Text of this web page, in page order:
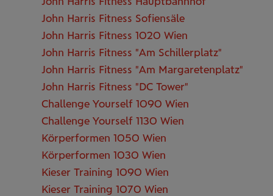
John Harris Fitness Sofiensäle
John Harris Fitness 1020 Wien
John Harris Fitness "Am Schillerplatz"
John Harris Fitness "Am Margaretenplatz"
John Harris Fitness "DC Tower"
Challenge Yourself 1090 Wien
Challenge Yourself 1130 Wien
Körperformen 1050 Wien
Körperformen 1030 Wien
Kieser Training 1090 Wien
Kieser Training 1070 Wien